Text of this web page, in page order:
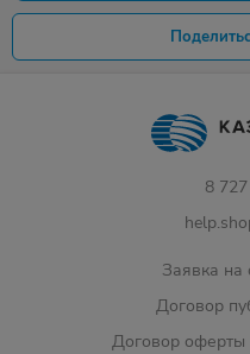
8
Заявка на
Договор
Договор оферты